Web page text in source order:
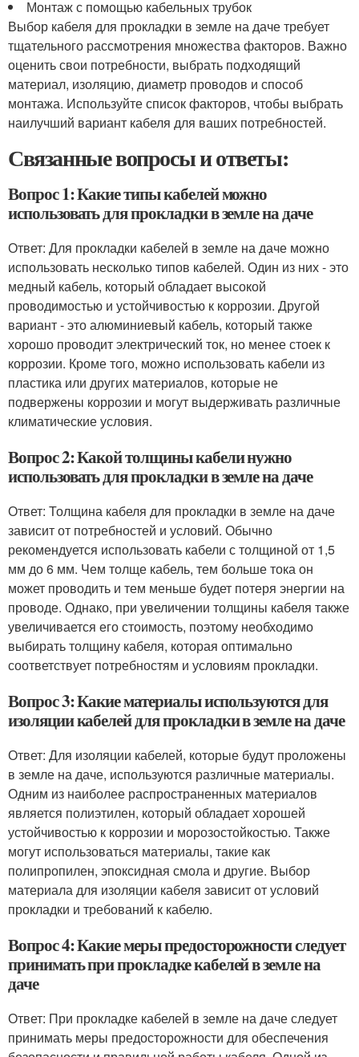
Монтаж с помощью кабельных трубок
Выбор кабеля для прокладки в земле на даче требует
тщательного рассмотрения множества факторов. Важно
оценить свои потребности, выбрать подходящий
материал, изоляцию, диаметр проводов и способ
монтажа. Используйте список факторов, чтобы выбрать
наилучший вариант кабеля для ваших потребностей.
Связанные вопросы и ответы:
Вопрос 1: Какие типы кабелей можно
использовать для прокладки в земле на даче
Ответ: Для прокладки кабелей в земле на даче можно
использовать несколько типов кабелей. Один из них - это
медный кабель, который обладает высокой
проводимостью и устойчивостью к коррозии. Другой
вариант - это алюминиевый кабель, который также
хорошо проводит электрический ток, но менее стоек к
коррозии. Кроме того, можно использовать кабели из
пластика или других материалов, которые не
подвержены коррозии и могут выдерживать различные
климатические условия.
Вопрос 2: Какой толщины кабели нужно
использовать для прокладки в земле на даче
Ответ: Толщина кабеля для прокладки в земле на даче
зависит от потребностей и условий. Обычно
рекомендуется использовать кабели с толщиной от 1,5
мм до 6 мм. Чем толще кабель, тем больше тока он
может проводить и тем меньше будет потеря энергии на
проводе. Однако, при увеличении толщины кабеля также
увеличивается его стоимость, поэтому необходимо
выбирать толщину кабеля, которая оптимально
соответствует потребностям и условиям прокладки.
Вопрос 3: Какие материалы используются для
изоляции кабелей для прокладки в земле на даче
Ответ: Для изоляции кабелей, которые будут проложены
в земле на даче, используются различные материалы.
Одним из наиболее распространенных материалов
является полиэтилен, который обладает хорошей
устойчивостью к коррозии и морозостойкостью. Также
могут использоваться материалы, такие как
полипропилен, эпоксидная смола и другие. Выбор
материала для изоляции кабеля зависит от условий
прокладки и требований к кабелю.
Вопрос 4: Какие меры предосторожности следует
принимать при прокладке кабелей в земле на
даче
Ответ: При прокладке кабелей в земле на даче следует
принимать меры предосторожности для обеспечения